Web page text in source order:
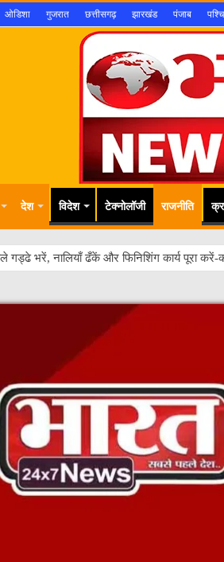
ओडिशा गुजरात छत्तीसगढ़ झारखंड पंजाब
देश विदेश टेक्नोलॉजी राजनीति
ने किसानों के हितों को सर्वोच्च प्र